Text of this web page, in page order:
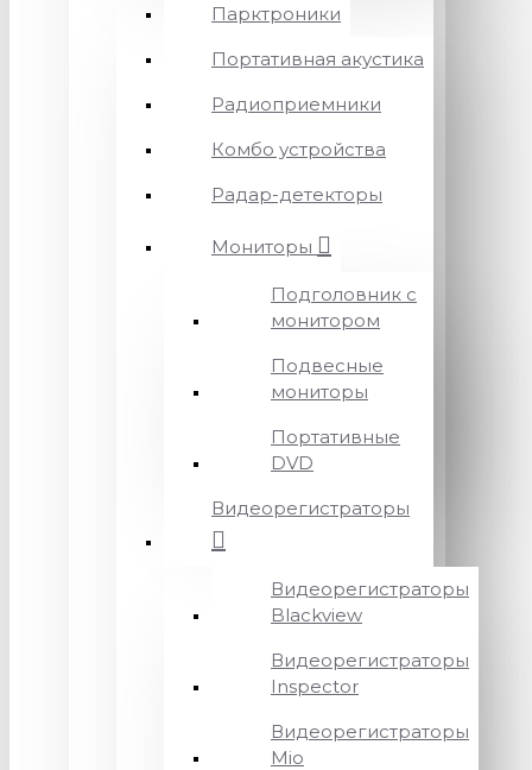
Парктроники
Портативная акустика
Радиоприемники
Комбо устройства
Радар-детекторы
Мониторы
Подголовник с
монитором
Подвесные
мониторы
Портативные
DVD
Видеорегистраторы
Видеорегистраторы
Blackview
Видеорегистраторы
Inspector
Видеорегистраторы
Mio